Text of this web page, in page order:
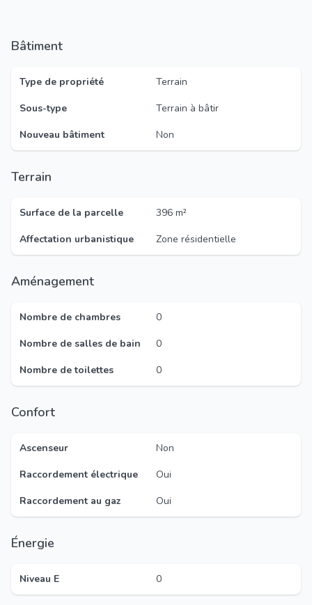
Bâtiment
Type de propriété
Terrain
Sous-type
Terrain à bâtir
Nouveau bâtiment
Non
Terrain
Surface de la parcelle
396 m²
Affectation urbanistique
Zone résidentielle
Aménagement
Nombre de chambres
0
Nombre de salles de bain
0
Nombre de toilettes
0
Confort
Ascenseur
Non
Raccordement électrique
Oui
Raccordement au gaz
Oui
Énergie
Niveau E 0